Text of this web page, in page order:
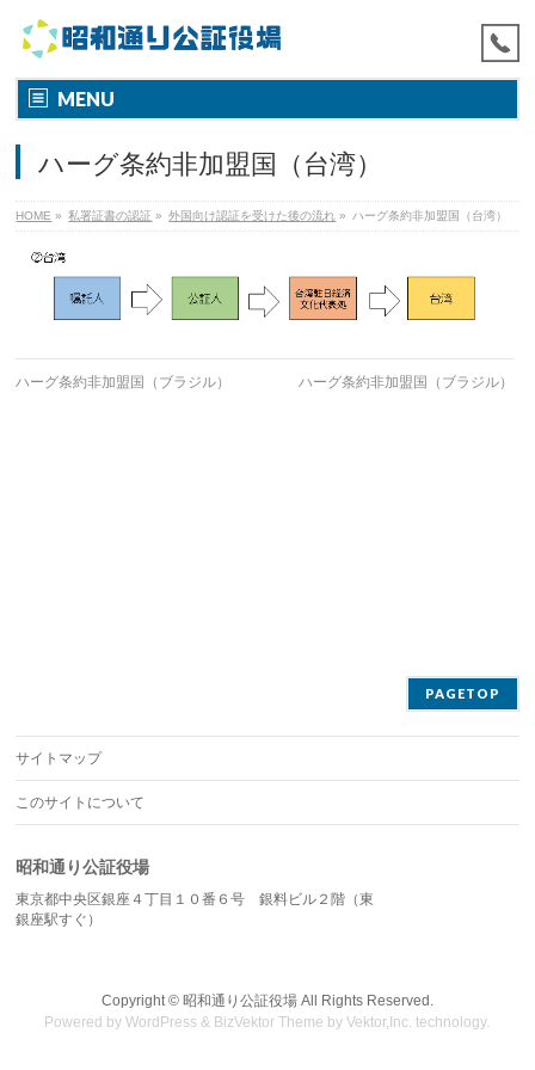
MENU
ハーグ条約非加盟国（台湾）
HOME » 私署証書の認証 » 外国向け認証を受けた後の流れ » ハーグ条約非加盟国（台湾）
ハーグ条約非加盟国（ブラジル） ハーグ条約非加盟国（ブラジル）
PAGETOP
サイトマップ
このサイトについて
昭和通り公証役場
東京都中央区銀座４丁目１０番６号 銀料ビル２階（東
銀座駅すぐ）
Copyright © 昭和通り公証役場All Rights Reserved.
Powered byWordPress & BizVektor Theme byVektor,Inc. technology.